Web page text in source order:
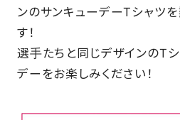
ンのサンキューデーTシャツ
す！
選手たちと同じデザインのT
デーをお楽しみください！